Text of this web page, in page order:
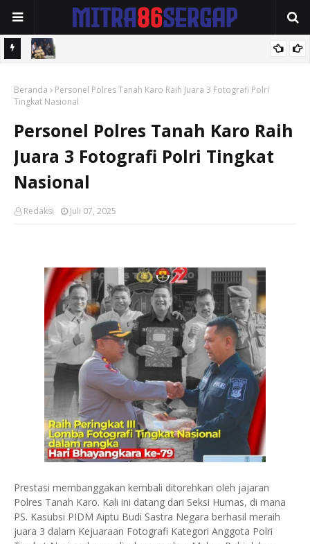
Beranda
Personel Polres Tanah Karo Raih Juara 3 Fotografi Polri
Tingkat Nasional
Personel Polres Tanah Karo Raih
Juara 3 Fotografi Polri Tingkat
Nasional
Redaksi Juli 07, 2025
Prestasi membanggakan kembali ditorehkan oleh jajaran
Polres Tanah Karo. Kali ini datang dari Seksi Humas, di mana
PS. Kasubsi PIDM Aiptu Budi Sastra Negara berhasil meraih
juara 3 dalam Kejuaraan Fotografi Kategori Anggota Polri